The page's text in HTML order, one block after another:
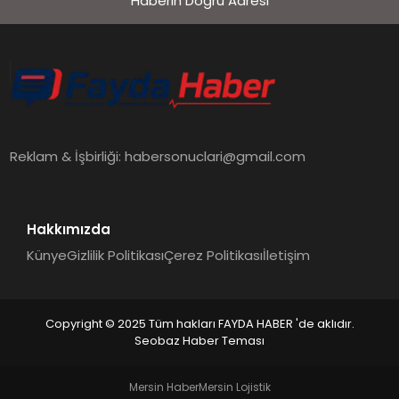
SIYASET
MAGAZIN
Reklam & İşbirliği:habersonuclari@gmail.com
Hakkımızda
KünyeGizlilik PolitikasıÇerez Politikasıİletişim
Copyright © 2025 Tüm hakları FAYDA HABER 'de aklıdır.
Seobaz Haber Teması
Mersin HaberMersin Lojistik